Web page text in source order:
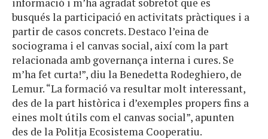
busqués la participació en activitats pràctiques i a
partir de casos concrets. Destaco l’eina de
sociograma i el canvas social, així com la part
relacionada amb governança interna i cures. Se
m’ha fet curta!”, diu la Benedetta Rodeghiero, de
Lemur. “La formació va resultar molt interessant,
des de la part històrica i d’exemples propers fins a
eines molt útils com el canvas social”, apunten
des de la Politja Ecosistema Cooperatiu.